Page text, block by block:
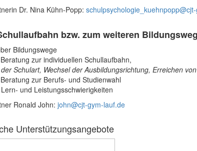
Dr. Nina Kühn-Popp:
bzw. zum weiteren
Bildungswege
zur individuellen Schullaufbahn,
Schulart, Wechsel der Ausbildungsrichtung, Erreichen
zur Berufs- und Studienwahl
und Leistungsschwierigkeiten
Ronald John: john@cjt-gym-lauf.de
Unterstützungsangebote